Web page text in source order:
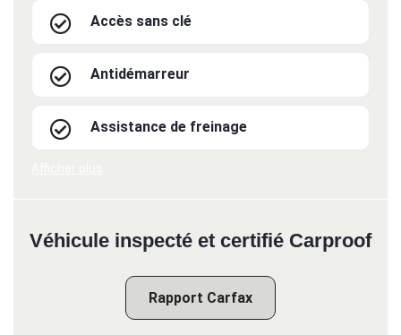
Accès sans clé
Antidémarreur
Assistance de freinage
Véhicule inspecté et certifié Carproof
Rapport Carfax